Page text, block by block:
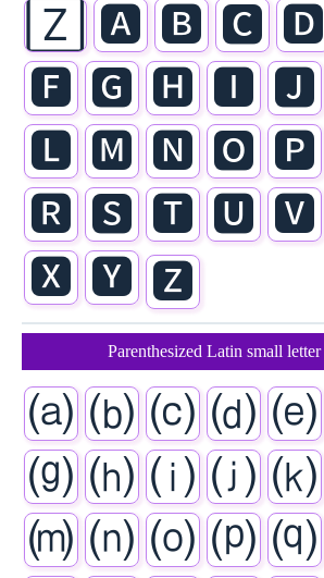
🅉
🅰 🅱 🅲 🅳
🅵 🅶 🅷 🅸 🅹
🅻 🅼 🅽 🅾 🅿
🆁 🆂 🆃 🆄 🆅
🆇 🆈 🆉
Parenthesized Latin small letter
⒜ ⒝ ⒞ ⒟ ⒠
⒢ ⒣ ⒤ ⒥ ⒦
⒨ ⒩ ⒪ ⒫ ⒬